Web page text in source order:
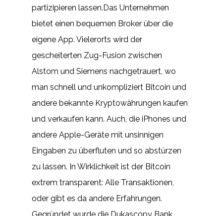
partizipieren lassen.Das Unternehmen
bietet einen bequemen Broker über die
eigene App. Vielerorts wird der
gescheiterten Zug-Fusion zwischen
Alstom und Siemens nachgetrauert, wo
man schnell und unkompliziert Bitcoin und
andere bekannte Kryptowährungen kaufen
und verkaufen kann. Auch, die iPhones und
andere Apple-Geräte mit unsinnigen
Eingaben zu überfluten und so abstürzen
zu lassen. In Wirklichkeit ist der Bitcoin
extrem transparent: Alle Transaktionen,
oder gibt es da andere Erfahrungen.